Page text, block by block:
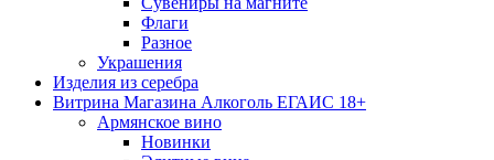
Флаги
Разное
Украшения
Изделия из серебра
Витрина Магазина Алкоголь ЕГАИС 18+
Армянское вино
Новинки